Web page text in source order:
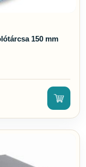
150 mm